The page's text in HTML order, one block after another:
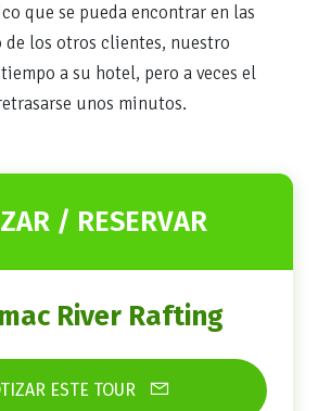
que se pueda encontrar en las
de los otros clientes, nuestro
a su hotel, pero a veces el
unos minutos.
/ RESERVAR
River Rafting
ESTE TOUR